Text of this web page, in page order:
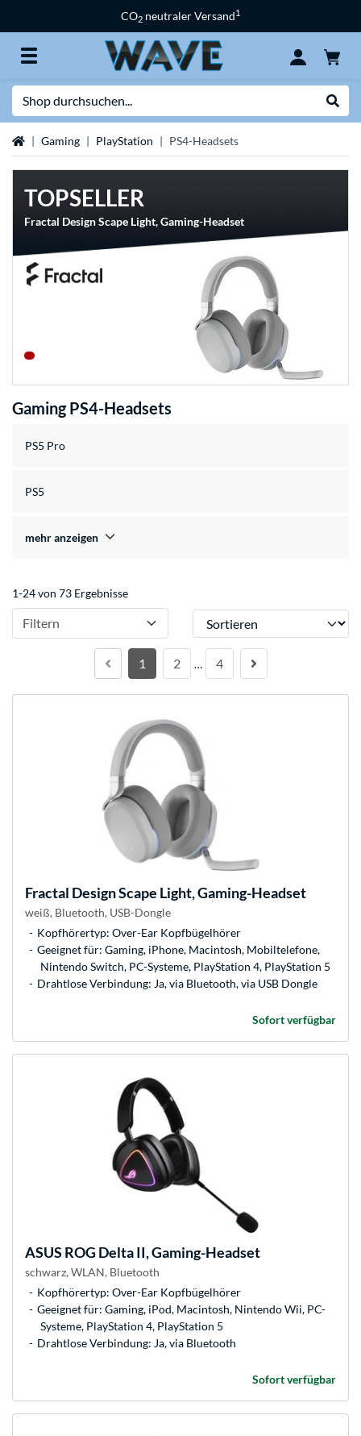
CO2 neutraler Versand1
StartseiteGaming PlayStation PS4-Headsets
TOPSELLER
Fractal Design Scape Light, Gaming-Headset
Gaming PS4-Headsets
PS5 Pro
PS5
mehr anzeigen
1-24 von 73 Ergebnisse
Filtern Sortieren
1 2 … 4
Fractal DesignScape Light, Gaming-Headset
weiß, Bluetooth, USB-Dongle
Kopfhörertyp: Over-Ear Kopfbügelhörer
Geeignet für: Gaming, iPhone, Macintosh, Mobiltelefone,
Nintendo Switch, PC-Systeme, PlayStation 4, PlayStation 5
Drahtlose Verbindung: Ja, via Bluetooth, via USB Dongle
Sofort verfügbar
ASUS ROG Delta II, Gaming-Headset
schwarz, WLAN, Bluetooth
Kopfhörertyp: Over-Ear Kopfbügelhörer
Geeignet für: Gaming, iPod, Macintosh, Nintendo Wii, PC-
Systeme, PlayStation 4, PlayStation 5
Drahtlose Verbindung: Ja, via Bluetooth
Sofort verfügbar